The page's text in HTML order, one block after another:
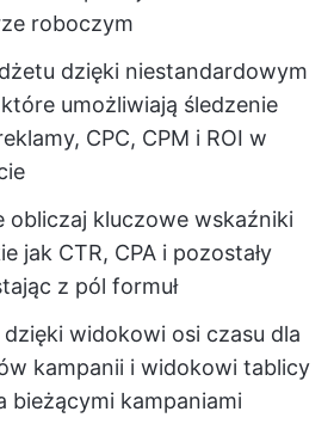
roboczym
dzięki niestandardowym
umożliwiają śledzenie
CPC, CPM i ROI w
obliczaj kluczowe wskaźniki
jak CTR, CPA i pozostały
z pól formuł
dzięki widokowi osi czasu dla
kampanii i widokowi tablicy
bieżącymi kampaniami